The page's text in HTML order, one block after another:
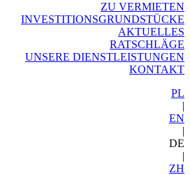
ZU VERMIETEN
INVESTITIONSGRUNDSTÜCKE
AKTUELLES
RATSCHLÄGE
UNSERE DIENSTLEISTUNGEN
KONTAKT
PL
|
EN
|
DE
|
ZH